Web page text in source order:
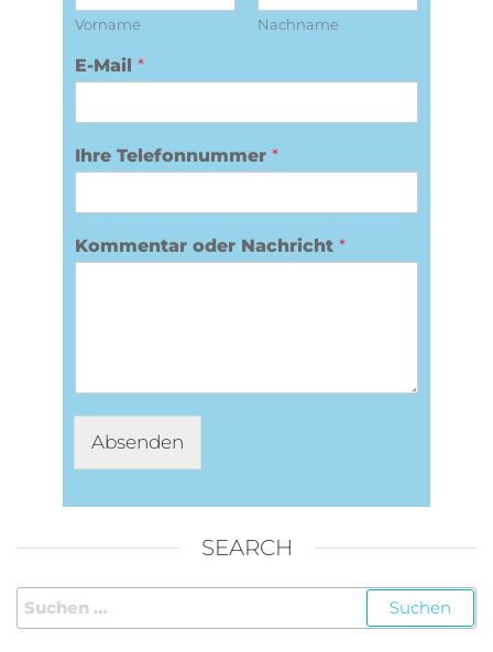
Vorname Nachname
E-Mail *
Ihre Telefonnummer *
Kommentar oder Nachricht *
Absenden
l
t
r
n
SEARCH